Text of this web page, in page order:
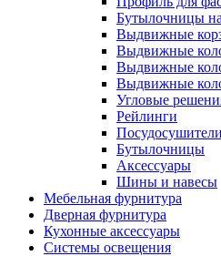
Бутылочницы
Выдвижные
Выдвижные
Выдвижные
Bыдвижные
Угловые
Рейлинги
Посудосушители
Бутылочницы
Аксессуары
Шины и навесы
Мебельная фурнитура
Дверная фурнитура
Кухонные аксессуары
Системы освещения